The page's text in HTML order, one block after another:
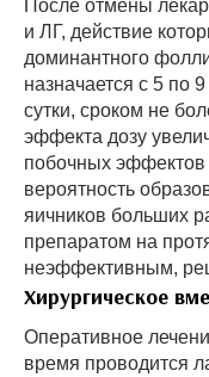
После отмены
и ЛГ, действие
доминантного
назначается с 5 по
сутки, сроком не
эффекта дозу
побочных эффектов
вероятность
яичников больших
препаратом на
неэффективным,
Хирургическое
Оперативное
время проводится